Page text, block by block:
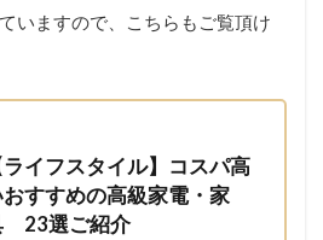
いますので、こちらもご覧頂け
ライフスタイル】コスパ高
おすすめの高級家電・家
23選ご紹介